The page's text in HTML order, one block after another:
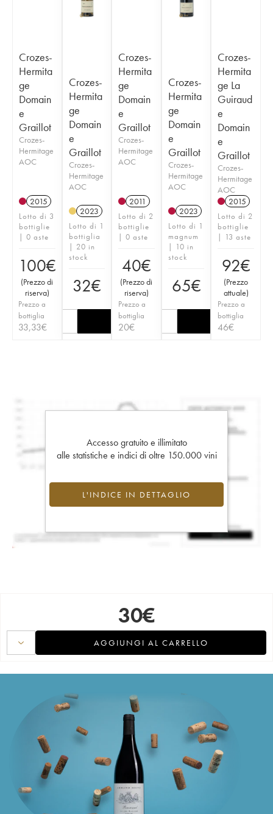
Crozes-
Hermita
ge
Domain
e
Graillot
Crozes-
Hermitage
AOC
2015
Lotto di 3
bottiglie
| 0 aste
100€
(Prezzo di
riserva)
Prezzo a
bottiglia
33,33€
Crozes-
Hermita
ge
Domain
e
Graillot
Crozes-
Hermitage
AOC
2023
Lotto di 1
bottiglia
| 20 in
stock
32€
Crozes-
Hermita
ge
Domain
e
Graillot
Crozes-
Hermitage
AOC
2011
Lotto di 2
bottiglie
| 0 aste
40€
(Prezzo di
riserva)
Prezzo a
bottiglia
20€
Crozes-
Hermita
ge
Domain
e
Graillot
Crozes-
Hermitage
AOC
2023
Lotto di 1
magnum
| 10 in
stock
65€
Crozes-
Hermita
ge La
Guiraud
e
Domain
e
Graillot
Crozes-
Hermitage
AOC
2015
Lotto di 2
bottiglie
| 13 aste
92€
(Prezzo
attuale)
Prezzo a
bottiglia
46€
Accesso gratuito e illimitato
alle statistiche e indici di oltre 150.000 vini
L'INDICE IN DETTAGLIO
30€
AGGIUNGI AL CARRELLO